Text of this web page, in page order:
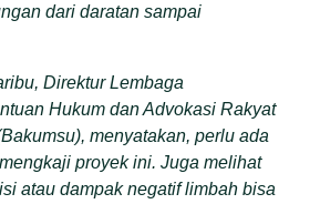
dari daratan sampai
Direktur Lembaga
Hukum dan Advokasi Rakyat
menyatakan, perlu ada
proyek ini. Juga melihat
atau dampak negatif limbah bisa